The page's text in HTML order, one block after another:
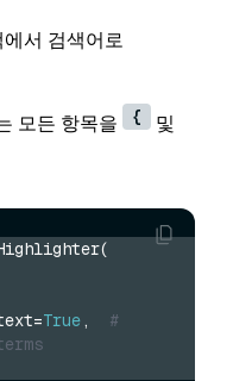
서 검색어로
모든 항목을
{ 및
True, #